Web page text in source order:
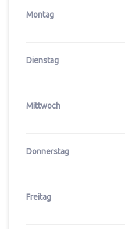
Montag
Dienstag
Mittwoch
Donnerstag
Freitag